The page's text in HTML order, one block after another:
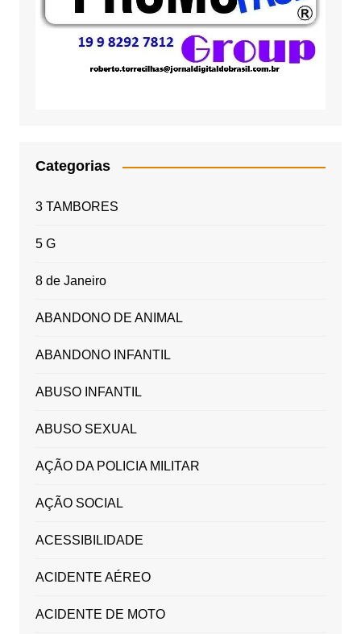
Categorias
3 TAMBORES
5 G
8 de Janeiro
ABANDONO DE ANIMAL
ABANDONO INFANTIL
ABUSO INFANTIL
ABUSO SEXUAL
AÇÃO DA POLICIA MILITAR
AÇÃO SOCIAL
ACESSIBILIDADE
ACIDENTE AÉREO
ACIDENTE DE MOTO